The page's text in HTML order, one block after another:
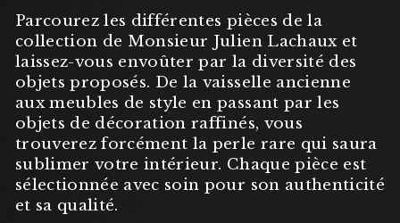
Parcourez les différentes pièces de la
collection de Monsieur Julien Lachaux et
laissez-vous envoûter par la diversité des
objets proposés. De la vaisselle ancienne
aux meubles de style en passant par les
objets de décoration raffinés, vous
trouverez forcément la perle rare qui saura
sublimer votre intérieur. Chaque pièce est
sélectionnée avec soin pour son authenticité
et sa qualité.